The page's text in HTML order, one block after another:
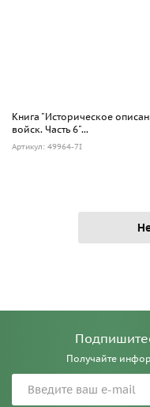
Книга "Историческое
войск. Часть 6"...
Артикул: 49964-7I
Получайте